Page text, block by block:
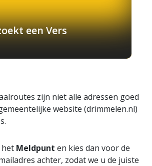
een Vers
zijn niet alle adressen goed
website (drimmelen.nl)
het Meldpunt en kies dan voor de
achter, zodat we u de juiste